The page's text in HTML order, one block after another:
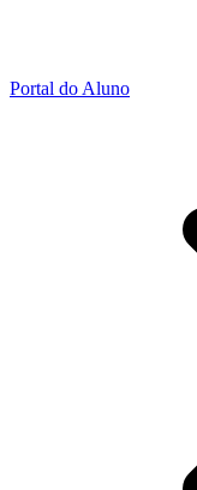
Portal do Aluno